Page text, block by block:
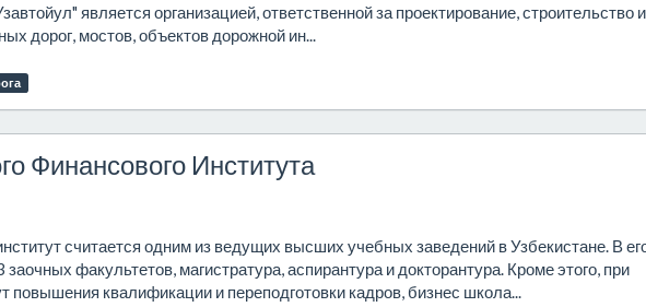
является организацией, ответственной за проектирование, строительство и
дорог, мостов, объектов дорожной ин...
Финансового Института
считается одним из ведущих высших учебных заведений в Узбекистане. В
факультетов, магистратура, аспирантура и докторантура. Кроме этого, при
повышения квалификации и переподготовки кадров, бизнес школа...